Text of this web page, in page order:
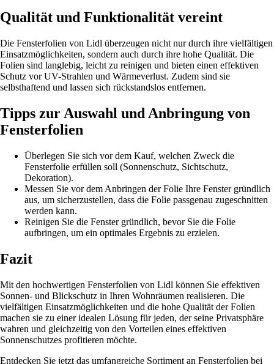
Qualität und Funktionalität vereint
Die Fensterfolien von Lidl überzeugen nicht nur durch ihre vielfältigen
Einsatzmöglichkeiten, sondern auch durch ihre hohe Qualität. Die
Folien sind langlebig, leicht zu reinigen und bieten einen effektiven
Schutz vor UV-Strahlen und Wärmeverlust. Zudem sind sie
selbsthaftend und lassen sich rückstandslos entfernen.
Tipps zur Auswahl und Anbringung von
Fensterfolien
Überlegen Sie sich vor dem Kauf, welchen Zweck die
Fensterfolie erfüllen soll (Sonnenschutz, Sichtschutz,
Dekoration).
Messen Sie vor dem Anbringen der Folie Ihre Fenster gründlich
aus, um sicherzustellen, dass die Folie passgenau zugeschnitten
werden kann.
Reinigen Sie die Fenster gründlich, bevor Sie die Folie
aufbringen, um ein optimales Ergebnis zu erzielen.
Fazit
Mit den hochwertigen Fensterfolien von Lidl können Sie effektiven
Sonnen- und Blickschutz in Ihren Wohnräumen realisieren. Die
vielfältigen Einsatzmöglichkeiten und die hohe Qualität der Folien
machen sie zu einer idealen Lösung für jeden, der seine Privatsphäre
wahren und gleichzeitig von den Vorteilen eines effektiven
Sonnenschutzes profitieren möchte.
Entdecken Sie jetzt das umfangreiche Sortiment an Fensterfolien bei